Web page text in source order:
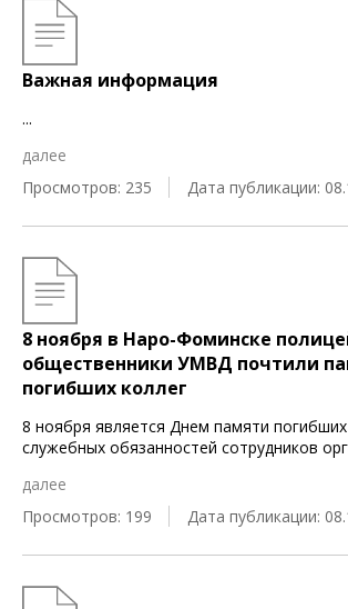
Важная информация
...
далее
Просмотров: 235
Дата публикации:
8 ноября в Наро-Фоминске
общественники УМВД почтили
погибших коллег
8 ноября является Днем памяти
служебных обязанностей сотрудников
далее
Просмотров: 199
Дата публикации: